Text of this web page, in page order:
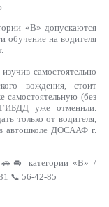
«В» допускаются
обучение на водителя
самостоятельно
вождения, стоит
самостоятельную (без
уже отменили.
только от водителя,
автошколе ДОСААФ г.
🚗🚘 категории «В» /
📞 56-42-85